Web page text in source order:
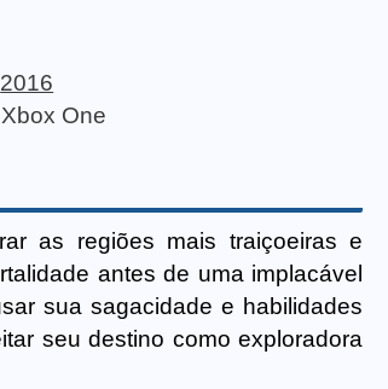
2016
Xbox One
as regiões mais traiçoeiras e
antes de uma implacável
sua sagacidade e habilidades
seu destino como exploradora